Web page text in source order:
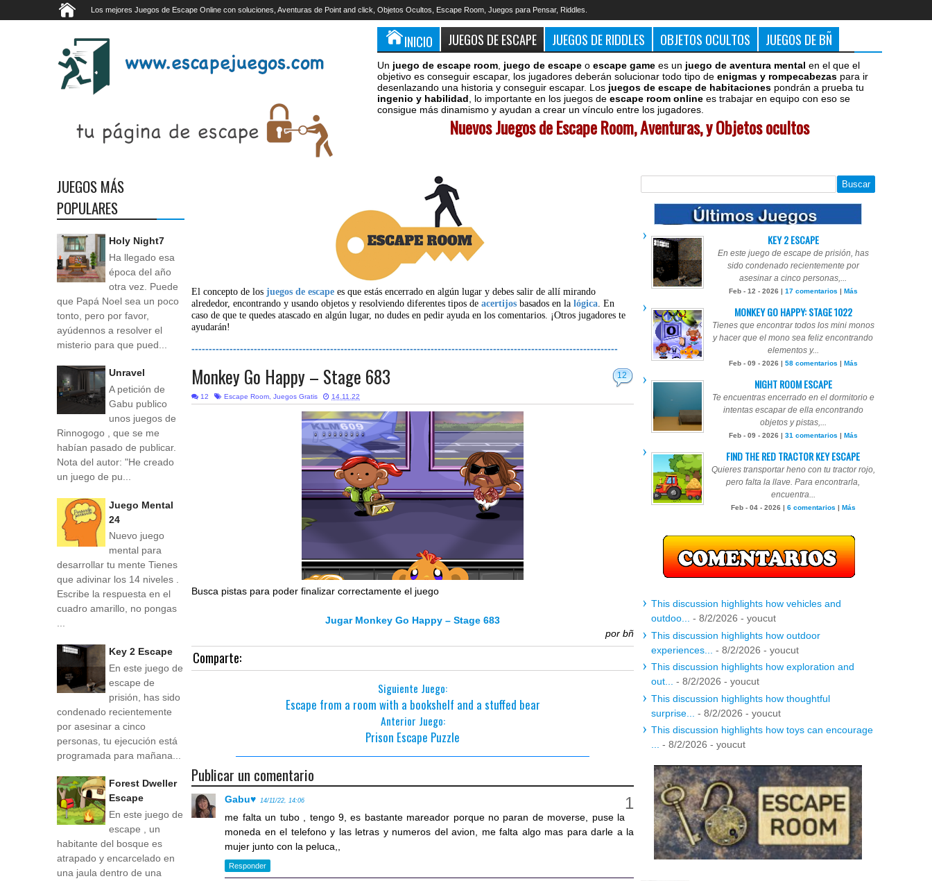
Los mejores Juegos de Escape Online con soluciones, Aventuras de Point and click, Objetos Ocultos, Escape Room, Juegos para Pensar, Riddles.
INICIO JUEGOS DE ESCAPE JUEGOS DE RIDDLES OBJETOS OCULTOS JUEGOS DE BÑ
Un juego de escape room juego de escape o escape game es un juego de aventura mental en el que el
objetivo es conseguir escapar, los jugadores deberán solucionar todo tipo de enigmas y rompecabezas para ir
desenlazando una historia y conseguir escapar. Los juegos de escape de habitaciones pondrán a prueba tu
ingenio y habilidad , lo importante en los juegos de escape room online es trabajar en equipo con eso se
consigue más dinamismo y ayudan a crear un vínculo entre los jugadores.
Nuevos Juegos de Escape Room, Aventuras, y Objetos ocultos
El concepto de losjuegos de escape es que estás encerrado en algún lugar y debes salir de allí mirando
alrededor, encontrando y usando objetos y resolviendo diferentes tipos deacertijos basados en lalógica. En
caso de que te quedes atascado en algún lugar, no dudes en pedir ayuda en los comentarios. ¡Otros jugadores te
ayudarán!
---------------------------------------------------------------------------------------------------------------------------
12
Monkey Go Happy – Stage 683
12 Escape Room Juegos Gratis 14.11.22
Busca pistas para poder finalizar correctamente el juego
Jugar Monkey Go Happy – Stage 683
por bñ
Comparte:
Siguiente Juego:
Escape from a room with a bookshelf and a stuffed bear
Anterior Juego:
Prison Escape Puzzle
Publicar un comentario
Gabu♥ 14/11/22, 14:06
me falta un tubo , tengo 9, es bastante mareador porque no paran de moverse, puse la
moneda en el telefono y las letras y numeros del avion, me falta algo mas para darle a la
mujer junto con la peluca,,
Responder
JUEGOS MÁS
POPULARES
Holy Night7
Ha llegado esa
época del año
otra vez. Puede
que Papá Noel sea un poco
tonto, pero por favor,
ayúdennos a resolver el
misterio para que pued...
Unravel
A petición de
Gabu publico
unos juegos de
Rinnogogo , que se me
habían pasado de publicar.
Nota del autor: "He creado
un juego de pu...
Juego Mental
24
Nuevo juego
mental para
desarrollar tu mente Tienes
que adivinar los 14 niveles .
Escribe la respuesta en el
cuadro amarillo, no pongas
...
Key 2 Escape
En este juego de
escape de
prisión, has sido
condenado recientemente
por asesinar a cinco
personas, tu ejecución está
programada para mañana...
Forest Dweller
Escape
En este juego de
escape , un
habitante del bosque es
atrapado y encarcelado en
una jaula dentro de una
KEY 2 ESCAPE
En este juego de escape de prisión, has
sido condenado recientemente por
asesinar a cinco personas,...
Feb - 12 - 2026 | 17 comentarios | Más
MONKEY GO HAPPY: STAGE 1022
Tienes que encontrar todos los mini monos
y hacer que el mono sea feliz encontrando
elementos y...
Feb - 09 - 2026 | 58 comentarios | Más
NIGHT ROOM ESCAPE
Te encuentras encerrado en el dormitorio e
intentas escapar de ella encontrando
objetos y pistas,...
Feb - 09 - 2026 | 31 comentarios | Más
FIND THE RED TRACTOR KEY ESCAPE
Quieres transportar heno con tu tractor rojo,
pero falta la llave. Para encontrarla,
encuentra...
Feb - 04 - 2026 | 6 comentarios | Más
This discussion highlights how vehicles and
outdoo...
- 8/2/2026 - youcut
This discussion highlights how outdoor
experiences...
- 8/2/2026 - youcut
This discussion highlights how exploration and
out...
- 8/2/2026 - youcut
This discussion highlights how thoughtful
surprise...
- 8/2/2026 - youcut
This discussion highlights how toys can encourage
- 8/2/2026 - youcut